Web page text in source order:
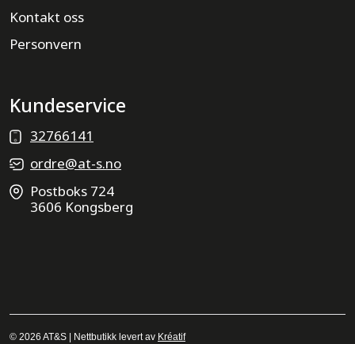
Kontakt oss
Personvern
Kundeservice
32766141
ordre@at-s.no
Postboks 724
3606 Kongsberg
© 2026 AT&S | Nettbutikk levert av Kréatif